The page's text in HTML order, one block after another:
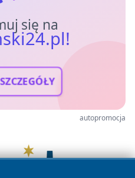
się na
autopromocja